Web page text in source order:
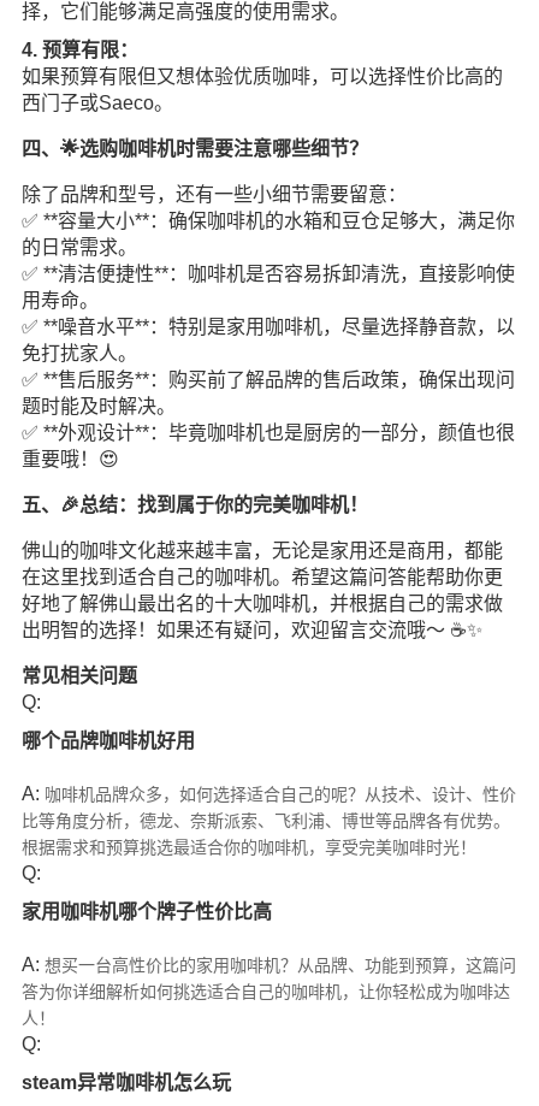
择，它们能够满足高强度的使用需求。
4. 预算有限：
如果预算有限但又想体验优质咖啡，可以选择性价比高的
西门子或Saeco。
四、🌟选购咖啡机时需要注意哪些细节？
除了品牌和型号，还有一些小细节需要留意：
✅ **容量大小**：确保咖啡机的水箱和豆仓足够大，满足你
的日常需求。
✅ **清洁便捷性**：咖啡机是否容易拆卸清洗，直接影响使
用寿命。
✅ **噪音水平**：特别是家用咖啡机，尽量选择静音款，以
免打扰家人。
✅ **售后服务**：购买前了解品牌的售后政策，确保出现问
题时能及时解决。
✅ **外观设计**：毕竟咖啡机也是厨房的一部分，颜值也很
重要哦！😍
五、🎉总结：找到属于你的完美咖啡机！
佛山的咖啡文化越来越丰富，无论是家用还是商用，都能
在这里找到适合自己的咖啡机。希望这篇问答能帮助你更
好地了解佛山最出名的十大咖啡机，并根据自己的需求做
出明智的选择！如果还有疑问，欢迎留言交流哦～ ☕️✨
常见相关问题
Q:
哪个品牌咖啡机好用
A: 咖啡机品牌众多，如何选择适合自己的呢？从技术、设计、性价
比等角度分析，德龙、奈斯派索、飞利浦、博世等品牌各有优势。
根据需求和预算挑选最适合你的咖啡机，享受完美咖啡时光！
Q:
家用咖啡机哪个牌子性价比高
A: 想买一台高性价比的家用咖啡机？从品牌、功能到预算，这篇问
答为你详细解析如何挑选适合自己的咖啡机，让你轻松成为咖啡达
人！
Q:
steam异常咖啡机怎么玩